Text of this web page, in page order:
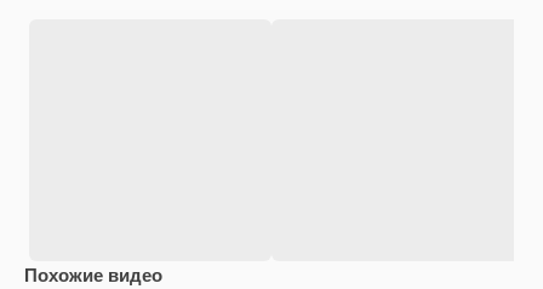
Похожие видео